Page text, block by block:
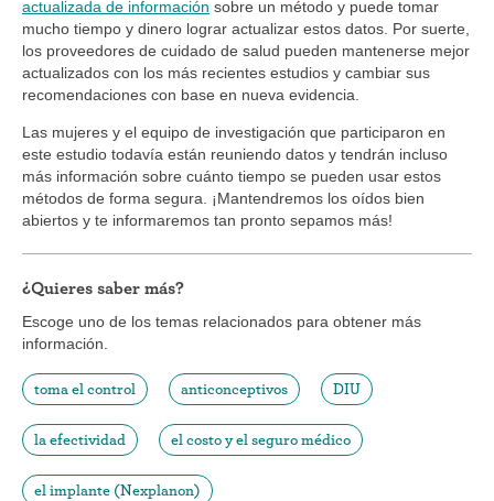
actualizada de información sobre un método y puede tomar
mucho tiempo y dinero lograr actualizar estos datos. Por suerte,
los proveedores de cuidado de salud pueden mantenerse mejor
actualizados con los más recientes estudios y cambiar sus
recomendaciones con base en nueva evidencia.
Las mujeres y el equipo de investigación que participaron en
este estudio todavía están reuniendo datos y tendrán incluso
más información sobre cuánto tiempo se pueden usar estos
métodos de forma segura. ¡Mantendremos los oídos bien
abiertos y te informaremos tan pronto sepamos más!
¿Quieres saber más?
Escoge uno de los temas relacionados para obtener más
información.
toma el control anticonceptivos DIU
la efectividad el costo y el seguro médico
el implante (Nexplanon)